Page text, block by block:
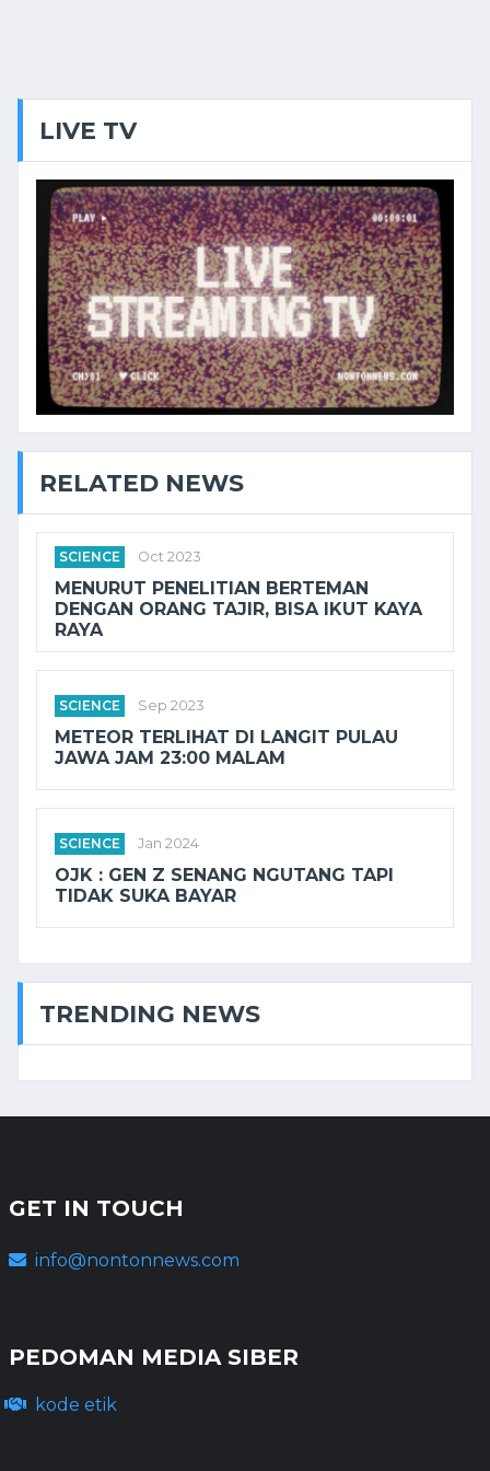
LIVE TV
RELATED NEWS
SCIENCE Oct 2023
MENURUT PENELITIAN BERTEMAN
DENGAN ORANG TAJIR, BISA IKUT KAYA
RAYA
SCIENCE Sep 2023
METEOR TERLIHAT DI LANGIT PULAU
JAWA JAM 23:00 MALAM
SCIENCE Jan 2024
OJK : GEN Z SENANG NGUTANG TAPI
TIDAK SUKA BAYAR
TRENDING NEWS
GET IN TOUCH
info@nontonnews.com
PEDOMAN MEDIA SIBER
kode etik